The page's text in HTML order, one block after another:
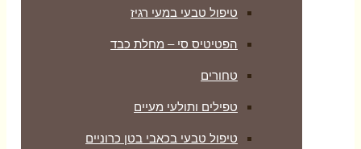
טיפול טבעי במעי רגיז
הפטיטיס סי – מחלת כבד
טחורים
טפילים ותולעי מעיים
טיפול טבעי בכאבי בטן כרוניים